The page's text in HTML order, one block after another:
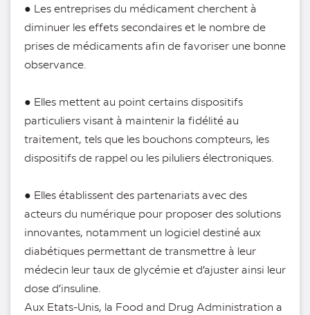
● Les entreprises du médicament cherchent à
diminuer les effets secondaires et le nombre de
prises de médicaments afin de favoriser une bonne
observance.
● Elles mettent au point certains dispositifs
particuliers visant à maintenir la fidélité au
traitement, tels que les bouchons compteurs, les
dispositifs de rappel ou les piluliers électroniques.
● Elles établissent des partenariats avec des
acteurs du numérique pour proposer des solutions
innovantes, notamment un logiciel destiné aux
diabétiques permettant de transmettre à leur
médecin leur taux de glycémie et d’ajuster ainsi leur
dose d’insuline.
Aux Etats-Unis, la Food and Drug Administration a